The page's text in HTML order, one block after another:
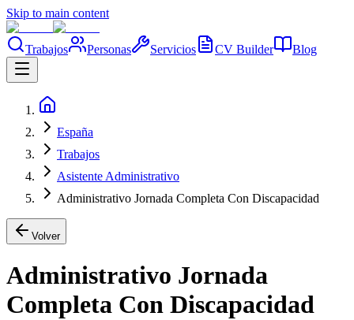
Skip to main content
Trabajos Personas Servicios CV Builder Blog
España
Trabajos
Asistente Administrativo
Administrativo Jornada Completa Con Discapacidad
Volver
Administrativo Jornada
Completa Con Discapacidad